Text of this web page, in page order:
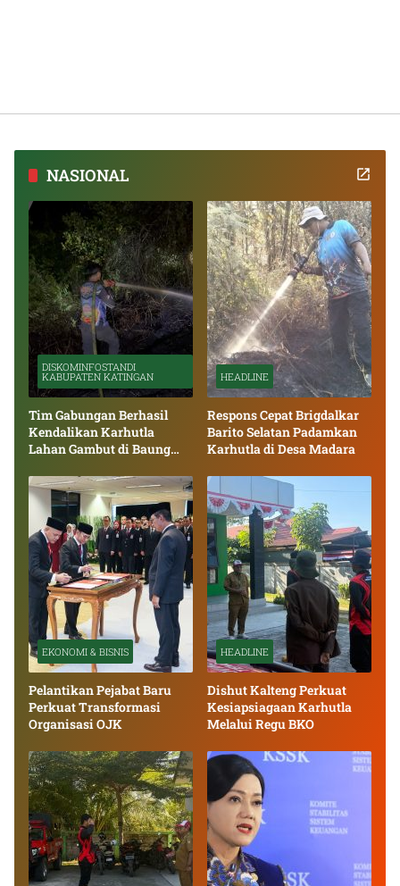
NASIONAL
DISKOMINFOSTANDI
KABUPATEN KATINGAN
Tim Gabungan Berhasil
Kendalikan Karhutla
Lahan Gambut di Baung
HEADLINE
Respons Cepat Brigdalkar
Barito Selatan Padamkan
Karhutla di Desa Madara
EKONOMI & BISNIS
Pelantikan Pejabat Baru
Perkuat Transformasi
Organisasi OJK
HEADLINE
Dishut Kalteng Perkuat
Kesiapsiagaan Karhutla
Melalui Regu BKO